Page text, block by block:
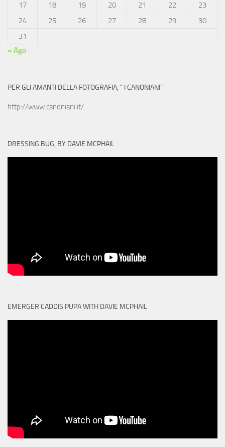
17
18 19 20 21 22
23
24
25 26 27 28 29
30
31
« Ago
PER GLI AMANTI DELLA FOTOGRAFIA, " I CANONIANI"
http://www.canoniani.it/
DRESSING BUG, BY DAVIE MCPHAIL
EMERGER CADDIS PUPA WITH DAVIE MCPHAIL